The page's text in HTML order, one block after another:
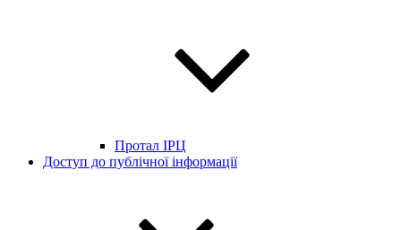
Протал ІРЦ
Доступ до публічної інформації